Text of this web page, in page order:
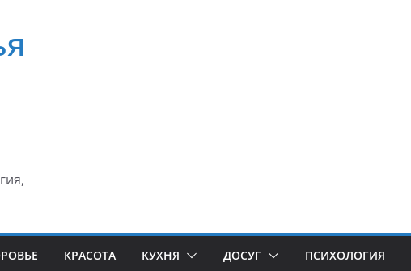
КРАСОТА КУХНЯ ДОСУГ ПСИХОЛОГИЯ